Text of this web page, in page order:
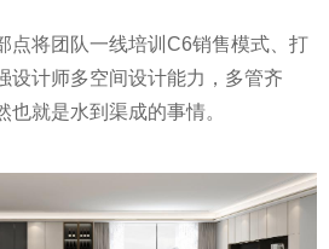
点将团队一线培训C6销售模式、打
设计师多空间设计能力，多管齐
也就是水到渠成的事情。